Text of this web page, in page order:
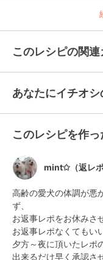
このレシピの関
あなたにイチオシ
このレシピを作
mint✩（返レポ
高齢の愛犬の体調が悪
ず、
お返事レポをお休みさ
お返事レポなくてもい
夕方～夜に頂いたレポ
出来るだけ早く承認さ